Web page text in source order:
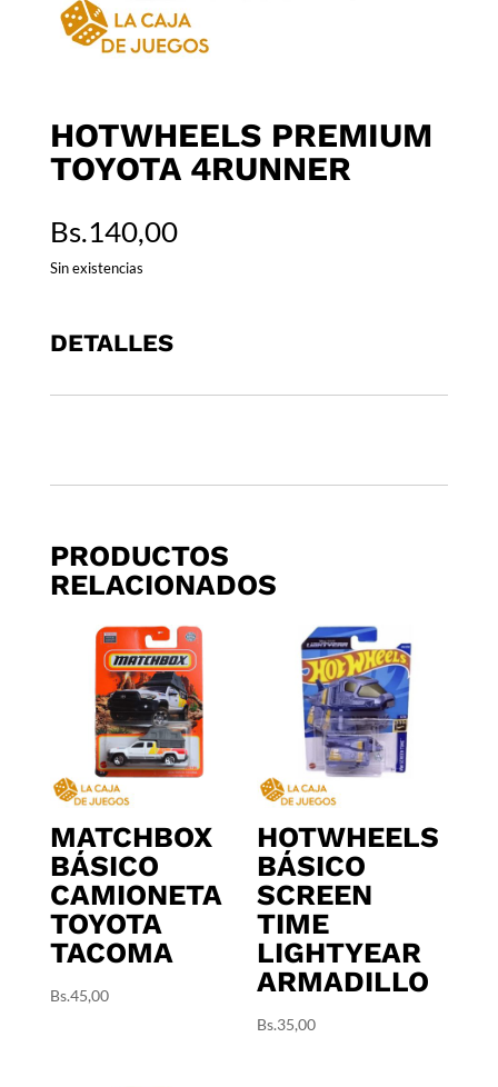
HOTWHEELS PREMIUM
TOYOTA 4RUNNER
Bs.140,00
Sin existencias
DETALLES
PRODUCTOS
RELACIONADOS
MATCHBOX
BÁSICO
CAMIONETA
TOYOTA
TACOMA
Bs.45,00
HOTWHEELS
BÁSICO
SCREEN
TIME
LIGHTYEAR
ARMADILLO
Bs.35,00